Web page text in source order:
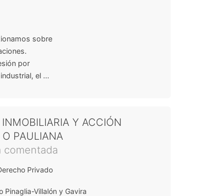
sobre
por
el ...
Y ACCIÓN
O PAULIANA
comentada
Privado
Pinaglia-Villalón y Gavira